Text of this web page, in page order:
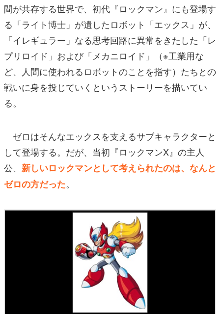
間が共存する世界で、初代『ロックマン』にも登場す
る「ライト博士」が遺したロボット「エックス」が、
「イレギュラー」なる思考回路に異常をきたした「レ
プリロイド」および「メカニロイド」（※工業用な
ど、人間に使われるロボットのことを指す）たちとの
戦いに身を投じていくというストーリーを描いてい
る。
ゼロはそんなエックスを支えるサブキャラクターと
して登場する。だが、当初『ロックマンX』の主人
公、 新しいロックマンとして考えられたのは、なんと
ゼロの方だった。